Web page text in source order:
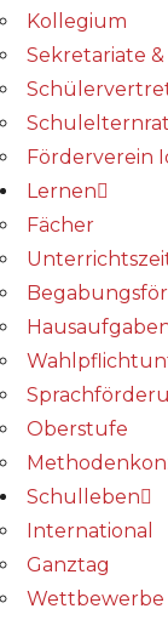
Kollegium
Sekretariate
Schulelternrat
Förderverein
Lernen
Fächer
Oberstufe
Schulleben
International
Ganztag
Wettbewerbe